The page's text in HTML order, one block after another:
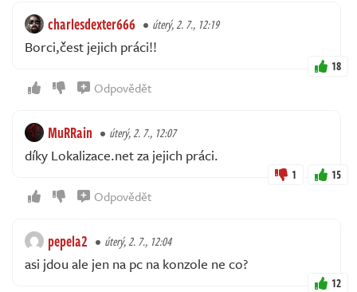
charlesdexter666 úterý, 2. 7., 12:19
Borci,čest jejich práci!!
18
Odpovědět
MuRRain úterý, 2. 7., 12:07
díky Lokalizace.net za jejich práci.
1 15
Odpovědět
pepela2 úterý, 2. 7., 12:04
asi jdou ale jen na pc na konzole ne co?
12